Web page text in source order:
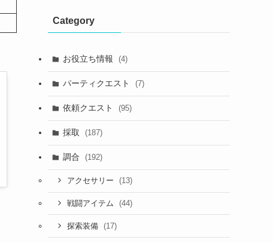
Category
お役立ち情報 (4)
パーティクエスト (7)
依頼クエスト (95)
採取 (187)
調合 (192)
アクセサリー (13)
戦闘アイテム (44)
探索装備 (17)